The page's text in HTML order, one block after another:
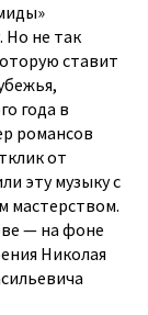
Но не так
ставит
года в
романсов
от
эту музыку с
мастерством.
— на фоне
Николая